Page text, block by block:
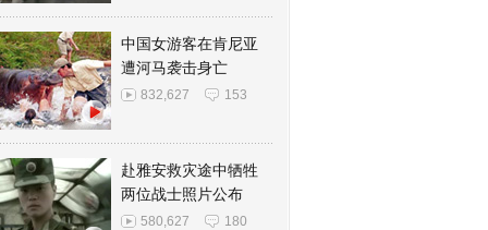
中国女游客在肯尼亚
遭河马袭击身亡
832,627 153
赴雅安救灾途中牺牲
两位战士照片公布
580,627 180